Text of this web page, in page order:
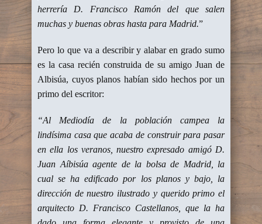
herrería D. Francisco Ramón del que salen
muchas y buenas obras hasta para Madrid.”
Pero lo que va a describir y alabar en grado sumo
es la casa recién construida de su amigo Juan de
Albisúa, cuyos planos habían sido hechos por un
primo del escritor:
“Al Mediodía de la población campea la
lindísima casa que acaba de construir para pasar
en ella los veranos, nuestro expresado amigó D.
Juan Aíbisúa agente de la bolsa de Madrid, la
cual se ha edificado por los planos y bajo, la
dirección de nuestro ilustrado y querido primo el
arquitecto D. Francisco Castellanos, que la ha